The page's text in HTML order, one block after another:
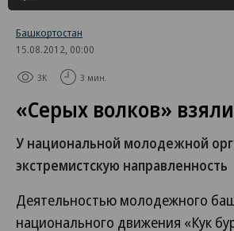
Башкортостан
15.08.2012, 00:00
3K 3 мин.
«Серых волков»
У национальной молодежной
экстремистскую направленность
Деятельностью молодежного
национального движения «Кук